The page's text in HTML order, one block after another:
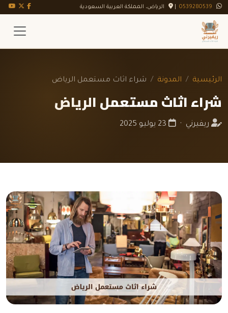
0539280539 الرياض، المملكة العربية السعودية فيسبوك
تويتر X
الرئيسية المدونة شراء اثاث مستعمل الرياض
شراء اثاث مستعمل الرياض
ريفيرني ·